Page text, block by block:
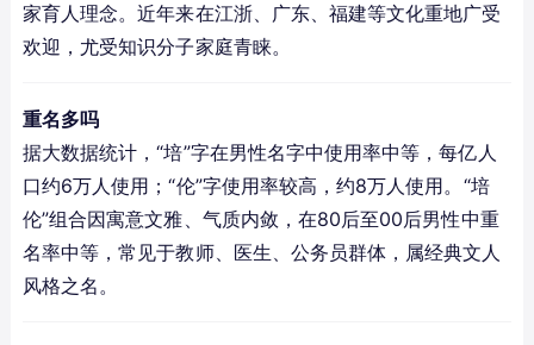
家育人理念。近年来在江浙、广东、福建等文化重地广受
欢迎，尤受知识分子家庭青睐。
重名多吗
据大数据统计，“培”字在男性名字中使用率中等，每亿人
口约6万人使用；“伦”字使用率较高，约8万人使用。“培
伦”组合因寓意文雅、气质内敛，在80后至00后男性中重
名率中等，常见于教师、医生、公务员群体，属经典文人
风格之名。